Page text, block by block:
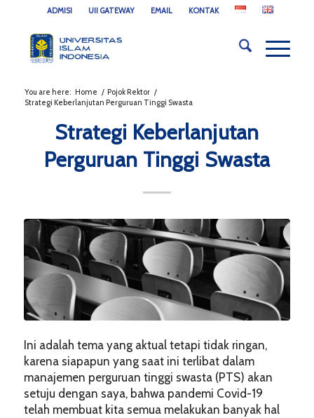
ADMISI UII GATEWAY EMAIL KONTAK
You are here: Home / Pojok Rektor /
Strategi Keberlanjutan Perguruan Tinggi Swasta
Strategi Keberlanjutan
Perguruan Tinggi Swasta
Ini adalah tema yang aktual tetapi tidak ringan,
karena siapapun yang saat ini terlibat dalam
manajemen perguruan tinggi swasta (PTS) akan
setuju dengan saya, bahwa pandemi Covid-19
telah membuat kita semua melakukan banyak hal